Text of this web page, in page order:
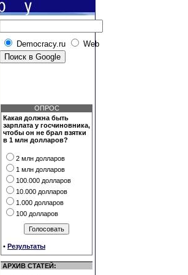
Democracy.ru Web
ОПРОС
Какая должна быть
зарплата у госчиновника,
чтобы он не брал взятки
в 1 млн долларов?
2 млн долларов
1 млн долларов
100.000 долларов
10.000 долларов
1.000 долларов
100 долларов
• Результаты
АРХИВ СТАТЕЙ: